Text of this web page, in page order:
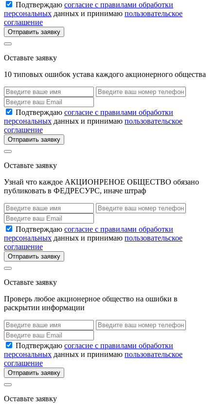
Подтверждаю согласие с правилами обработки
персональных данных и принимаю пользовательское
соглашение
Отправить заявку
Оставьте заявку
10 типовых ошибок устава каждого акционерного общества
Подтверждаю согласие с правилами обработки
персональных данных и принимаю пользовательское
соглашение
Отправить заявку
Оставьте заявку
Узнай что каждое АКЦИОНРЕНОЕ ОБЩЕСТВО обязано
публиковать в ФЕДРЕСУРС, иначе штраф
Подтверждаю согласие с правилами обработки
персональных данных и принимаю пользовательское
соглашение
Отправить заявку
Оставьте заявку
Проверь любое акционерное общество на ошибки в
раскрытии информации
Подтверждаю согласие с правилами обработки
персональных данных и принимаю пользовательское
соглашение
Отправить заявку
Оставьте заявку